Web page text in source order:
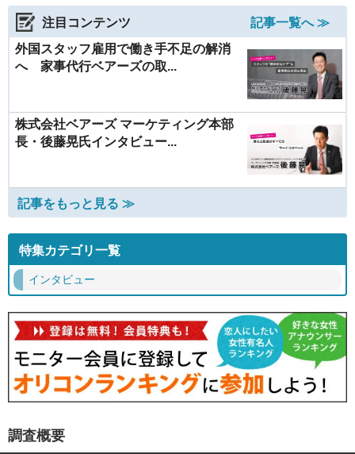
注目コンテンツ
記事一覧へ ≫
外国スタッフ雇用で働き手不足の解消
へ 家事代行ベアーズの取...
株式会社ベアーズ マーケティング本部
長・後藤晃氏インタビュー...
記事をもっと見る ≫
特集カテゴリ一覧
インタビュー
調査概要